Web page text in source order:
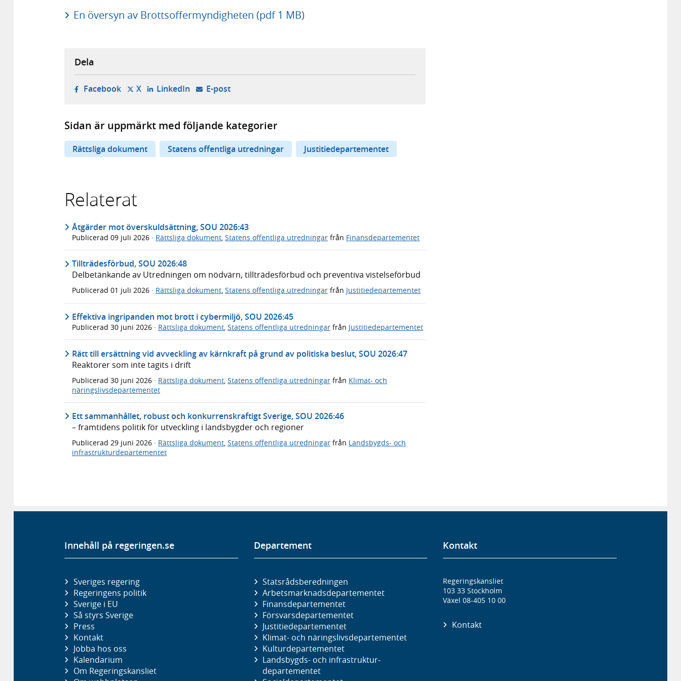
En översyn av Brottsoffermyndigheten (pdf 1 MB)
Dela
Facebook- öppnas i ny flik, extern webbplats,
X- öppnas i ny flik, extern webbplats,
LinkedIn- öppnas i ny flik, extern webbplats,
E-post- öppnar din e-postklient,
Sidan är uppmärkt med följande kategorier
Rättsliga dokument Statens offentliga utredningar Justitiedepartementet
Relaterat
Åtgärder mot överskuldsättning, SOU 2026:43
Publicerad 09 juli 2026 · Rättsliga dokument Statens offentliga utredningar från Finansdepartementet
Tillträdesförbud, SOU 2026:48
Delbetänkande av Utredningen om nödvärn, tillträdesförbud och preventiva vistelseförbud
Publicerad 01 juli 2026 · Rättsliga dokument, Statens offentliga utredningar från Justitiedepartementet
Effektiva ingripanden mot brott i cybermiljö, SOU 2026:45
Publicerad 30 juni 2026 · Rättsliga dokument, Statens offentliga utredningar från Justitiedepartementet
Rätt till ersättning vid avveckling av kärnkraft på grund av politiska beslut, SOU 2026:47
Reaktorer som inte tagits i drift
Publicerad 30 juni 2026 · Rättsliga dokument Statens offentliga utredningar från Klimat- och
näringslivsdepartementet
Ett sammanhållet, robust och konkurrenskraftigt Sverige, SOU 2026:46
– framtidens politik för utveckling i landsbygder och regioner
Publicerad 29 juni 2026 · Rättsliga dokument, Statens offentliga utredningar från Landsbygds- och
infrastrukturdepartementet
Innehåll på regeringen.se
Sveriges regering
Regeringens politik
Sverige i EU
Så styrs Sverige
Press
Kontakt
Jobba hos oss
Kalendarium
Om Regeringskansliet
Departement
Statsrådsberedningen
Arbetsmarknads­departementet
Finans­departementet
Försvars­departementet
Justitie­departementet
Klimat- och näringslivs­departementet
Kultur­departementet
Landsbygds- och infrastruktur­
departementet
Kontakt
Regeringskansliet
103 33 Stockholm
Växel 08-405 10 00
Kontakt